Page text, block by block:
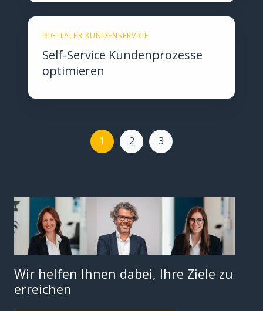
DIGITALER KUNDENSERVICE
Self-Service Kundenprozesse
optimieren
1 2 3
Wir helfen Ihnen dabei, Ihre Ziele zu
erreichen